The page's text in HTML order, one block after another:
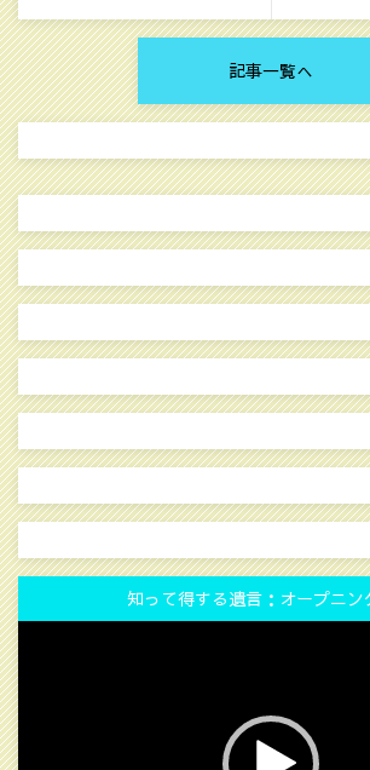
記事一覧へ
知って得する遺言：オープニン
動
画
プ
レ
ー